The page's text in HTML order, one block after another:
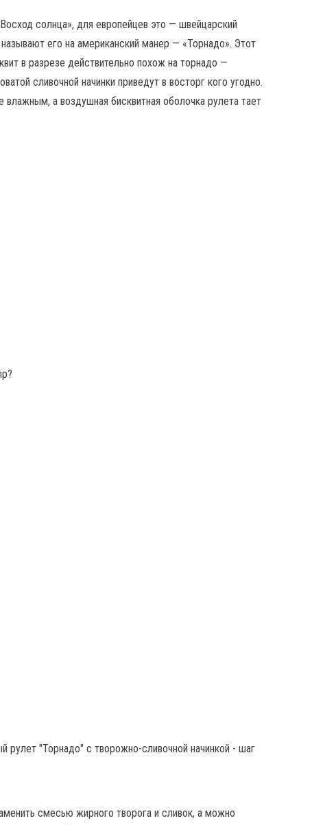
солнца», для европейцев это — швейцарский
его на американский манер — «Торнадо». Этот
в разрезе действительно похож на торнадо —
сливочной начинки приведут в восторг кого угодно.
влажным, а воздушная бисквитная оболочка рулета тает
смесью жирного творога и сливок, а можно